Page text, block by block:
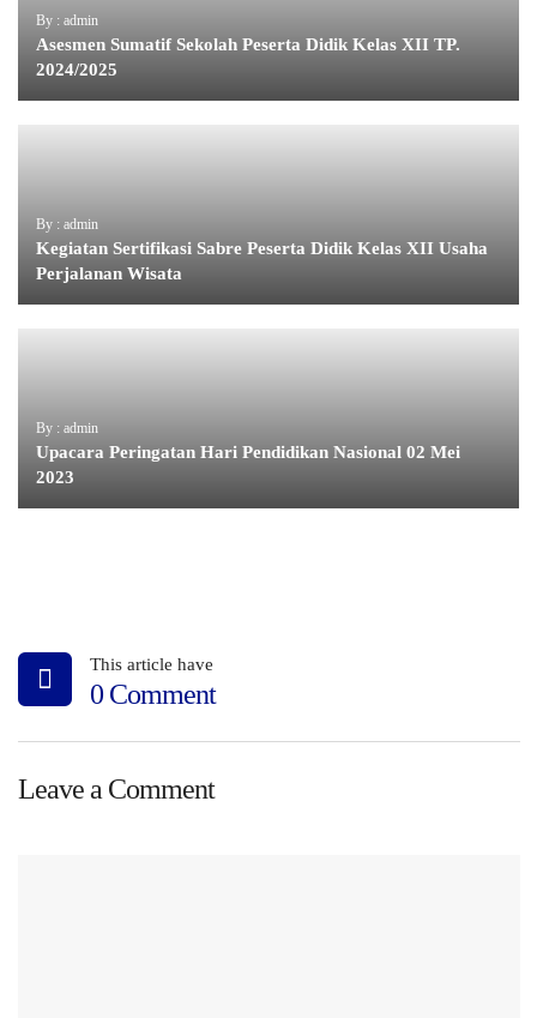
By : admin
Asesmen Sumatif Sekolah Peserta Didik Kelas XII TP.
2024/2025
By : admin
Kegiatan Sertifikasi Sabre Peserta Didik Kelas XII Usaha
Perjalanan Wisata
By : admin
Upacara Peringatan Hari Pendidikan Nasional 02 Mei
2023
This article have
0 Comment
Leave a Comment